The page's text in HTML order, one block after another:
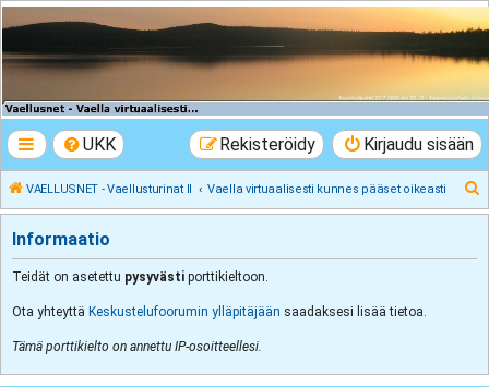
VAELLUSNET -
Vaellusturinat II
UKK Kirjaudu sisään
Rekisteröidy
VAELLUSNET - Vaellusturinat II Vaella virtuaalisesti kunnes pääset oikeasti
t
Informaatio
Teidät on asetettu pysyvästi porttikieltoon.
Ota yhteyttä Keskustelufoorumin ylläpitäjään saadaksesi lisää tietoa.
Tämä porttikielto on annettu IP-osoitteellesi.